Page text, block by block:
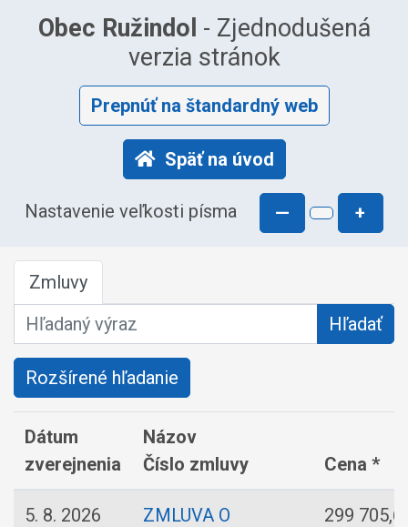
Obec Ružindol - Zjednodušená
verzia stránok
Prepnúť na štandardný web
Späť na úvod
Nastavenie veľkosti písma — +
Zmluvy
Hľadaný výraz
Hľadať
Rozšírené hľadanie
Dátum
zverejnenia
Názov
Číslo zmluvy
Cena *
5. 8. 2026
ZMLUVA O
299